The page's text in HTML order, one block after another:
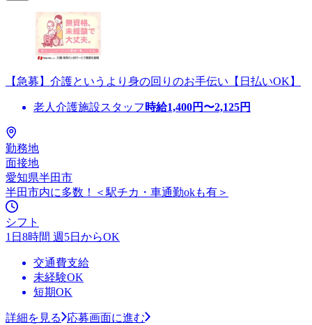
【急募】介護というより身の回りのお手伝い【日払いOK】
老人介護施設スタッフ 時給1,400円〜2,125円
勤務地
面接地
愛知県半田市
半田市内に多数！＜駅チカ・車通勤okも有＞
シフト
1日8時間 週5日からOK
交通費支給
未経験OK
短期OK
詳細を見る
応募画面に進む